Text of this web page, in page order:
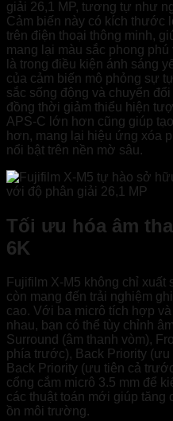
giải 26,1 MP, tương tự như
Cảm biến này có kích thước
trên điện thoại thông minh,
mang lại màu sắc phong
là trong điều kiện ánh sáng
của cảm biến mô phỏng sự
sắc sống động và chuyển
đồng thời giảm thiểu hiện
APS-C lớn hơn cũng giúp
hơn, mang lại hiệu ứng xóa
nổi bật trên nền mờ sâu.
Tối ưu hóa âm
6K
Fujifilm X-M5 không chỉ xuất
còn mang đến trải nghiệm
cao. Với ba micrô tích hợp
nhau, bạn có thể tùy chỉnh
Surround (âm thanh vòm),
phía trước), Back Priority (ưu
Back Priority (ưu tiên cả
cổng cắm micrô 3.5 mm để
các thuật toán mới giúp
ồn môi trường.